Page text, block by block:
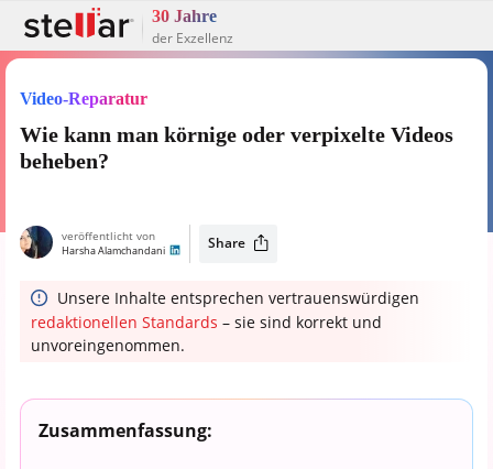
30 Jahre
der Exzellenz
Video-Reparatur
Wie kann man körnige oder verpixelte Videos
beheben?
veröffentlicht von
Harsha Alamchandani Share
Unsere Inhalte entsprechen vertrauenswürdigen
redaktionellen Standards – sie sind korrekt und
unvoreingenommen.
Zusammenfassung: